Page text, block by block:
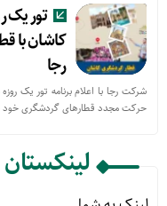
تور یک
کاشان با
رجا
شرکت رجا با اعلام برنامه تور یک
حركت مجدد قطارهای گردشگری خود
لینکستان